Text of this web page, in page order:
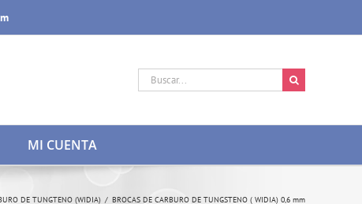
Buscar:
MI CUENTA
DE TUNGTENO (WIDIA) / BROCAS DE CARBURO DE TUNGSTENO ( WIDIA) 0,6 mm